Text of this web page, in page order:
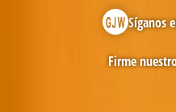
Síganos
Firme